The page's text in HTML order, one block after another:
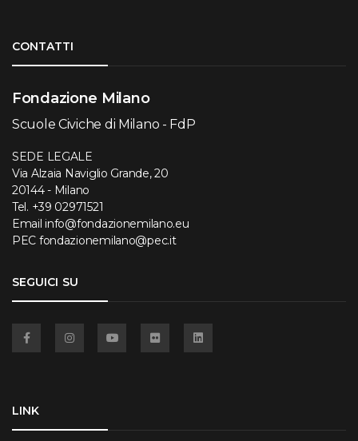
CONTATTI
Fondazione Milano
Scuole Civiche di Milano - FdP
SEDE LEGALE
Via Alzaia Naviglio Grande, 20
20144 - Milano
Tel. +39 02971521
Email info@fondazionemilano.eu
PEC fondazionemilano@pec.it
SEGUICI SU
LINK